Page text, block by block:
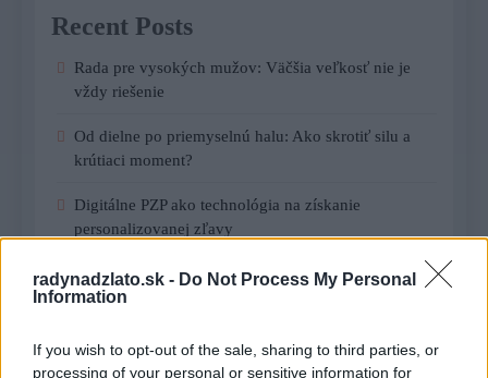
radynadzlato.sk - Do Not Process My Personal
Information
If you wish to opt-out of the sale, sharing to third parties, or
processing of your personal or sensitive information for
Recent Posts
Rada pre vysokých mužov: Väčšia veľkosť nie je
vždy riešenie
Od dielne po priemyselnú halu: Ako skrotiť silu a
krútiaci moment?
Digitálne PZP ako technológia na získanie
personalizovanej zľavy
Kúzlo optickej ilúzie: Ako si aj z jemných vlasov
vyčarovať bohatý účes
Ktoré chyby vás pri štarte e-shopu vyjdú zbytočne
draho?